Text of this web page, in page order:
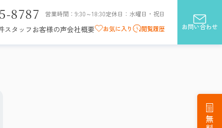
8787 営業時間：9:30～18:30定休日：水曜日・祝日
スタッフ お客様の声会社概要 お気に入り 閲覧履歴 お問い合わせ